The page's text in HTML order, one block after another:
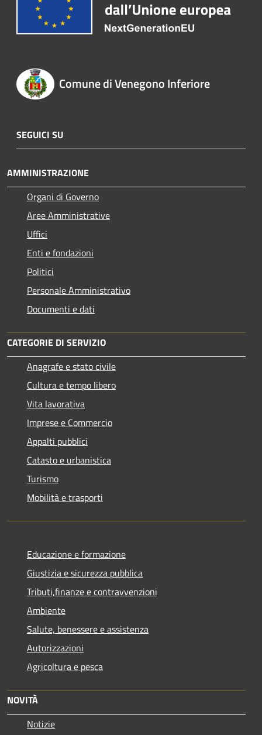
Comune di Venegono Inferiore
SEGUICI SU
AMMINISTRAZIONE
Organi di Governo
Aree Amministrative
Uffici
Enti e fondazioni
Politici
Personale Amministrativo
Documenti e dati
CATEGORIE DI SERVIZIO
Anagrafe e stato civile
Cultura e tempo libero
Vita lavorativa
Imprese e Commercio
Appalti pubblici
Catasto e urbanistica
Turismo
Mobilità e trasporti
Educazione e formazione
Giustizia e sicurezza pubblica
Tributi,finanze e contravvenzioni
Ambiente
Salute, benessere e assistenza
Autorizzazioni
Agricoltura e pesca
NOVITÀ
Notizie